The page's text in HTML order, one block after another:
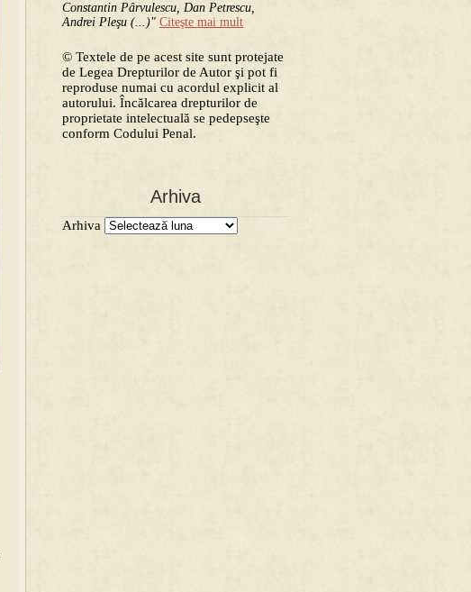
Constantin Pârvulescu, Dan Petrescu,
Andrei Pleşu (...)" Citeşte mai mult
© Textele de pe acest site sunt protejate
de Legea Drepturilor de Autor şi pot fi
reproduse numai cu acordul explicit al
autorului. Încălcarea drepturilor de
proprietate intelectuală se pedepseşte
conform Codului Penal.
Arhiva
Arhiva